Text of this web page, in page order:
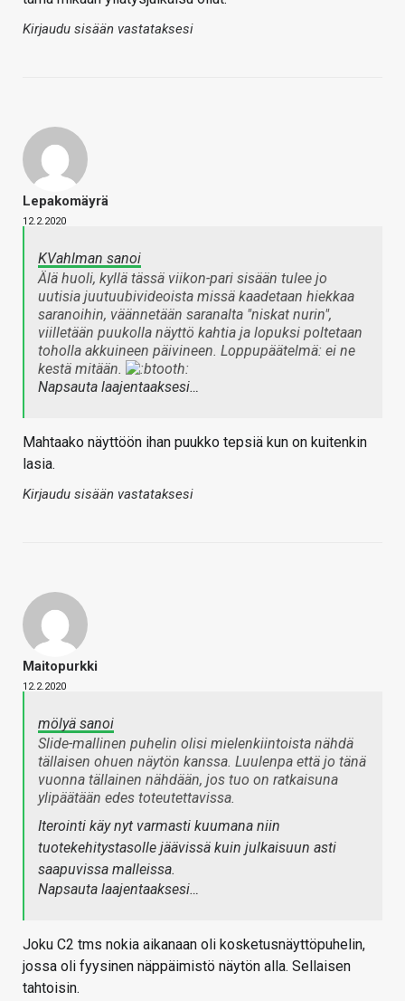
Kirjaudu sisään vastataksesi
Lepakomäyrä
12.2.2020
KVahlman sanoi
Älä huoli, kyllä tässä viikon-pari sisään tulee jo
uutisia juutuubivideoista missä kaadetaan hiekkaa
saranoihin, väännetään saranalta "niskat nurin",
viilletään puukolla näyttö kahtia ja lopuksi poltetaan
toholla akkuineen päivineen. Loppupäätelmä: ei ne
kestä mitään.
Napsauta laajentaaksesi…
Mahtaako näyttöön ihan puukko tepsiä kun on kuitenkin
lasia.
Kirjaudu sisään vastataksesi
Maitopurkki
12.2.2020
mölyä sanoi
Slide-mallinen puhelin olisi mielenkiintoista nähdä
tällaisen ohuen näytön kanssa. Luulenpa että jo tänä
vuonna tällainen nähdään, jos tuo on ratkaisuna
ylipäätään edes toteutettavissa.
Iterointi käy nyt varmasti kuumana niin
tuotekehitystasolle jäävissä kuin julkaisuun asti
saapuvissa malleissa.
Napsauta laajentaaksesi…
Joku C2 tms nokia aikanaan oli kosketusnäyttöpuhelin,
jossa oli fyysinen näppäimistö näytön alla. Sellaisen
tahtoisin.